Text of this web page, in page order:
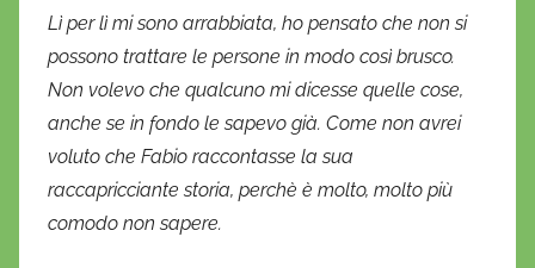
f
r
i
o
Lì per lì mi sono arrabbiata, ho pensato che non si
possono trattare le persone in modo così brusco.
Non volevo che qualcuno mi dicesse quelle cose,
anche se in fondo le sapevo già. Come non avrei
voluto che Fabio raccontasse la sua
raccapricciante storia, perchè è molto, molto più
comodo non sapere.